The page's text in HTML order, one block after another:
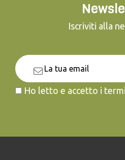
Iscriviti alla
Ho letto e accetto i